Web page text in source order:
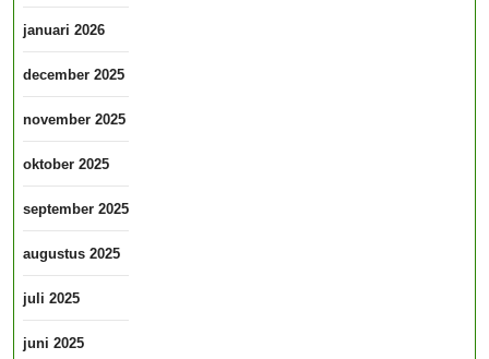
januari 2026
december 2025
november 2025
oktober 2025
september 2025
augustus 2025
juli 2025
juni 2025